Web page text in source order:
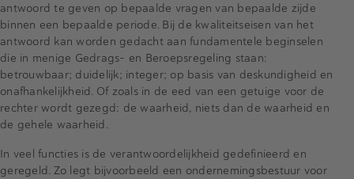
antwoord te geven op bepaalde vragen van bepaalde zijde
binnen een bepaalde periode. Bij de kwaliteitseisen van het
antwoord kan worden gedacht aan fundamentele beginselen
die in menige Gedrags- en Beroepsregeling staan:
betrouwbaar; duidelijk; integer; op basis van deskundigheid en
onafhankelijkheid. Of zoals in de eed van een getuige voor de
rechter wordt gezegd: de waarheid, niets dan de waarheid en
de gehele waarheid.
In veel functies is de verantwoordelijkheid gedefinieerd en
geregeld. Zo legt bijvoorbeeld een ondernemingsbestuur voor